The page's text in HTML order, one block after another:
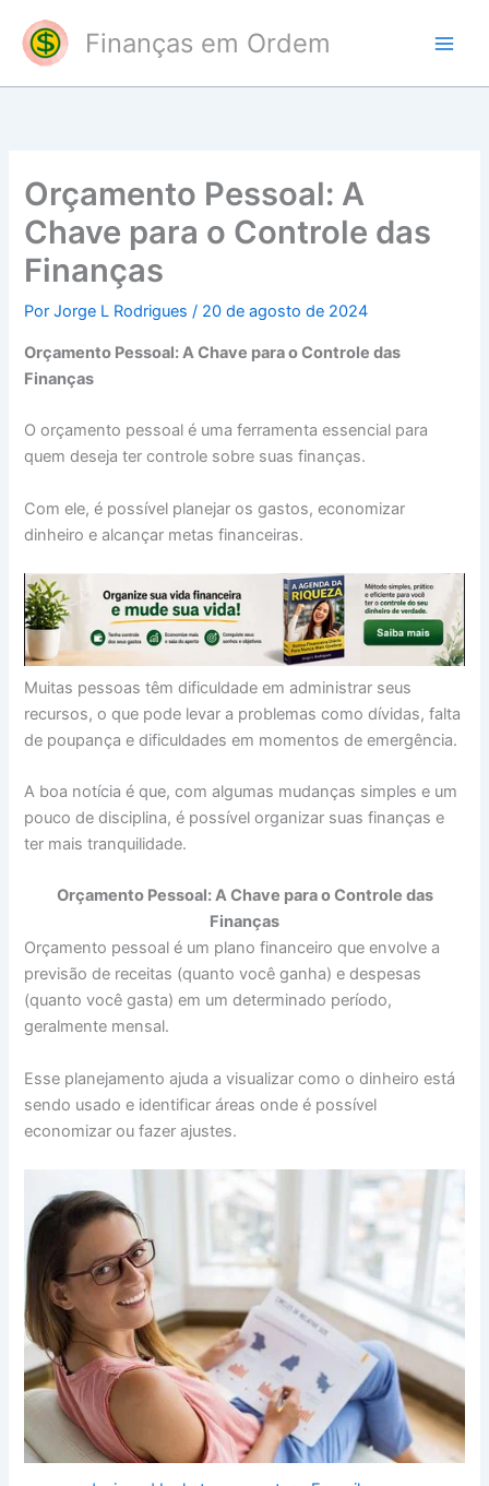
para
conteúdo
Finanças em Ordem
Orçamento Pessoal: A
Chave para o Controle das
Finanças
PorJorge L Rodrigues/ 20 de agosto de 2024
Orçamento Pessoal: A Chave para o Controle das
Finanças
O orçamento pessoal é uma ferramenta essencial para
quem deseja ter controle sobre suas finanças.
Com ele, é possível planejar os gastos, economizar
dinheiro e alcançar metas financeiras.
Muitas pessoas têm dificuldade em administrar seus
recursos, o que pode levar a problemas como dívidas, falta
de poupança e dificuldades em momentos de emergência.
A boa notícia é que, com algumas mudanças simples e um
pouco de disciplina, é possível organizar suas finanças e
ter mais tranquilidade.
Orçamento Pessoal: A Chave para o Controle das
Finanças
Orçamento pessoal é um plano financeiro que envolve a
previsão de receitas (quanto você ganha) e despesas
(quanto você gasta) em um determinado período,
geralmente mensal.
Esse planejamento ajuda a visualizar como o dinheiro está
sendo usado e identificar áreas onde é possível
economizar ou fazer ajustes.